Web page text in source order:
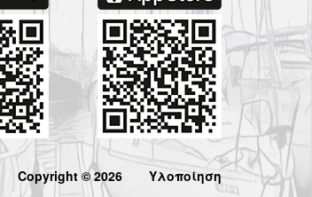
Copyright © 2026 Υλοποίηση